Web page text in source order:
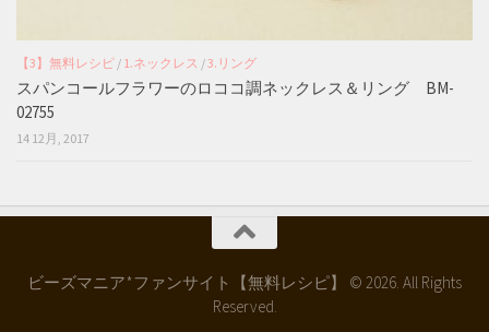
【3】無料レシピ / 1.ネックレス /3.リング
スパンコールフラワーのロココ調ネックレス＆リング BM-
02755
14 12月, 2017
ビーズマニア*ファンサイト【無料レシピ】 © 2026. All Rights
Reserved.